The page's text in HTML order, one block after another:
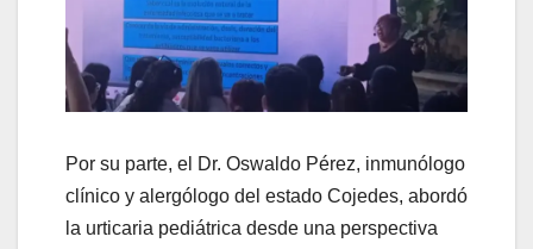
Por su parte, el Dr. Oswaldo Pérez, inmunólogo
clínico y alergólogo del estado Cojedes, abordó
la urticaria pediátrica desde una perspectiva